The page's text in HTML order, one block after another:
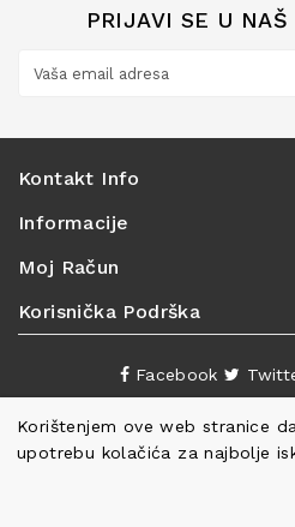
Korištenjem ove web stranice
upotrebu kolačića za najbolje
PRIJAVI SE U
Kontakt Info
Informacije
Moj Račun
Korisnička Podrška
Facebook